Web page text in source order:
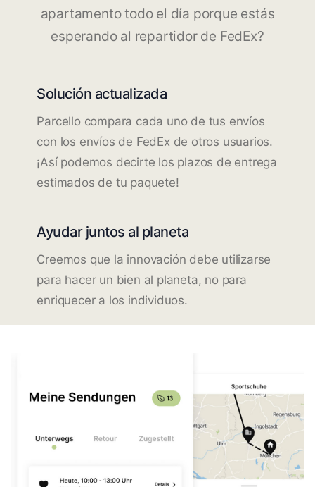
apartamento todo el día porque estás
esperando al repartidor de FedEx?
Solución actualizada
Parcello compara cada uno de tus envíos
con los envíos de FedEx de otros usuarios.
¡Así podemos decirte los plazos de entrega
estimados de tu paquete!
Ayudar juntos al planeta
Creemos que la innovación debe utilizarse
para hacer un bien al planeta, no para
enriquecer a los individuos.